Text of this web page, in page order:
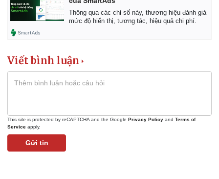
Kinh tế
Bất động sản
Khởi nghiệp
Thông qua các chỉ số này, thương hiệu đánh giá
mức độ hiển thị, tương tác, hiệu quả chi phí.
Viết bình luận
This site is protected by reCAPTCHA and the Google Privacy Policy and Terms of
Service apply.
Gửi tin